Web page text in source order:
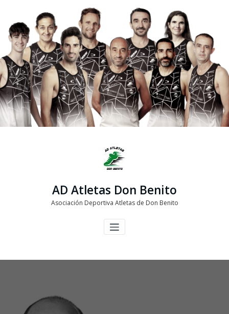
contenido
AD Atletas Don Benito
Asociación Deportiva Atletas de Don Benito